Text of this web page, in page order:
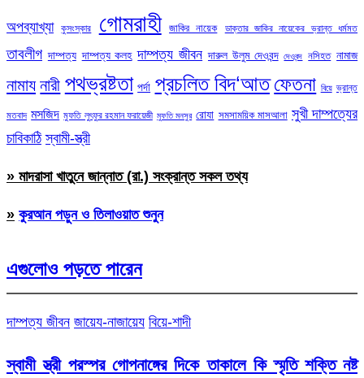
অপব্যাখ্যা কুসংস্কার গোমরাহী জাকির নায়েক ডাক্তার জাকির নায়েকের ভ্রান্ত ধর্মমত
তাবলীগ দাম্পত্য দাম্পত্য কলহ দাম্পত্য জীবন দারুল উলুম দেওবন্দ দেওবন্দ নসিহত নামাজ
নামায নারী পথভ্রষ্টতা পর্দা প্রচলিত বিদ‘আত ফেতনা বিয়ে ভ্রান্ত
মতবাদ মসজিদ মুফতি লুৎফুর রহমান ফরায়েজী মুফতি মনসুর রোযা সমসাময়িক মাসআলা সুখী দাম্পত্যের
চাবিকাঠি স্বামী-স্ত্রী
» মাদরাসা খাতুনে জান্নাত (রা.) সংক্রান্ত সকল তথ্য
» কুরআন পড়ুন ও তিলাওয়াত শুনুন
এগুলোও পড়তে পারেন
দাম্পত্য জীবন জায়েয-নাজায়েয বিয়ে-শাদী
স্বামী স্ত্রী পরস্পর গোপনাঙ্গের দিকে তাকালে কি স্মৃতি শক্তি নষ্ট